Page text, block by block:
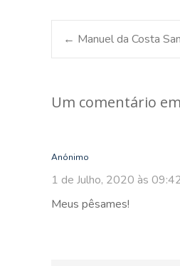
Post
← Manuel da Costa
Um comentário
Anónimo
1 de Julho, 2020 às
Meus pêsames!